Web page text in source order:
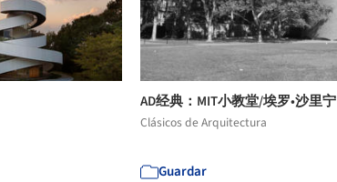
AD经典：MIT小教堂/埃罗•沙里宁
Clásicos de Arquitectura
Guardar